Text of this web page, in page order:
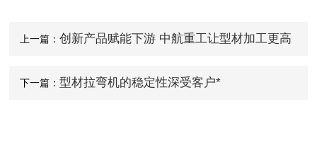
上一篇： 创新产品赋能下游 中航重工让型材加工更高
下一篇： 型材拉弯机的稳定性深受客户*